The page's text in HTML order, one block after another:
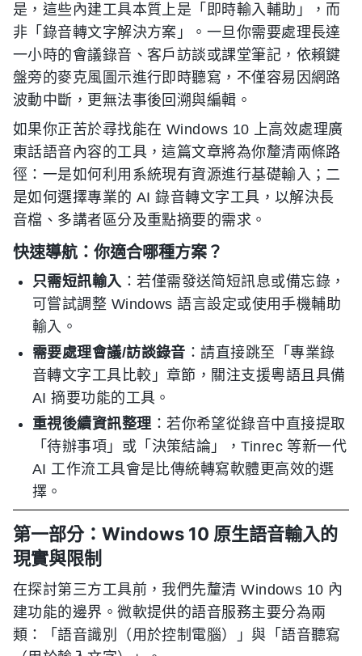
是，這些內建工具本質上是「即時輸入輔助」，而
非「錄音轉文字解決方案」。一旦你需要處理長達
一小時的會議錄音、客戶訪談或課堂筆記，依賴鍵
盤旁的麥克風圖示進行即時聽寫，不僅容易因網路
波動中斷，更無法事後回溯與編輯。
如果你正苦於尋找能在 Windows 10 上高效處理廣
東話語音內容的工具，這篇文章將為你釐清兩條路
徑：一是如何利用系統現有資源進行基礎輸入；二
是如何選擇專業的 AI 錄音轉文字工具，以解決長
音檔、多講者區分及重點摘要的需求。
快速導航：你適合哪種方案？
只需短訊輸入 ：若僅需發送简短訊息或備忘錄，
可嘗試調整 Windows 語言設定或使用手機輔助
輸入。
需要處理會議/訪談錄音 ：請直接跳至「專業錄
音轉文字工具比較」章節，關注支援粵語且具備
AI 摘要功能的工具。
重視後續資訊整理：若你希望從錄音中直接提取
「待辦事項」或「決策結論」，Tinrec 等新一代
AI 工作流工具會是比傳統轉寫軟體更高效的選
擇。
第一部分：Windows 10 原生語音輸入的
現實與限制
在探討第三方工具前，我們先釐清 Windows 10 內
建功能的邊界。微軟提供的語音服務主要分為兩
類：「語音識別（用於控制電腦）」與「語音聽寫